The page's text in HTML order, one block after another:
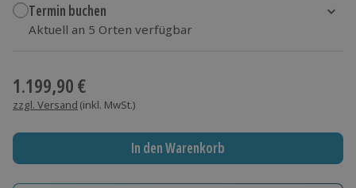
Termin buchen
Aktuell an 5 Orten verfügbar
1.199,90 €
zzgl. Versand (inkl. MwSt.)
In den Warenkorb